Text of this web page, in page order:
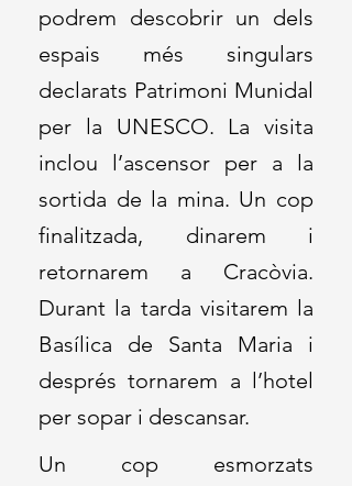
podrem descobrir un dels
espais més singulars
declarats Patrimoni Munidal
per la UNESCO. La visita
inclou l’ascensor per a la
sortida de la mina. Un cop
finalitzada, dinarem i
retornarem a Cracòvia.
Durant la tarda visitarem la
Basílica de Santa Maria i
després tornarem a l’hotel
per sopar i descansar.
Un cop esmorzats